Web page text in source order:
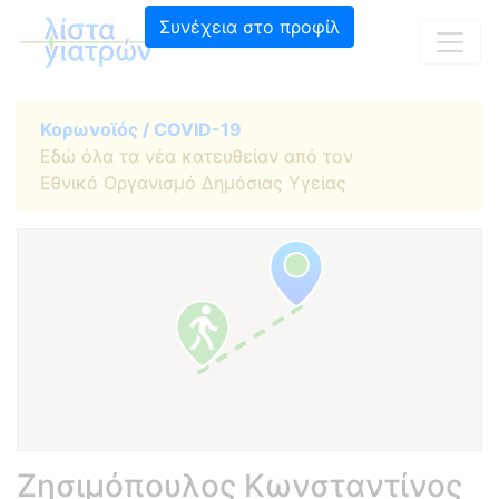
Συνέχεια στο προφίλ
Κορωνοϊός / COVID-19
Εδώ όλα τα νέα κατευθείαν από τον
Εθνικό Οργανισμό Δημόσιας Υγείας
Ζησιμόπουλος Κωνσταντίνος